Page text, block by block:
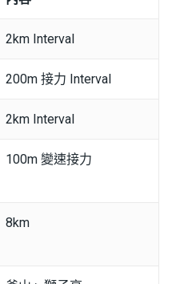
2km Interval
200m 接力 Interval
2km Interval
100m 變速接力
8km